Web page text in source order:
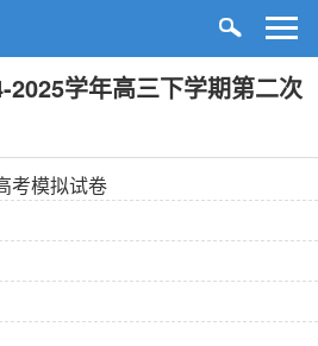
2025学年高三下学期第二次
考模拟试卷